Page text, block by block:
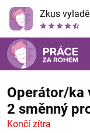
Zkus
Operátor/ka
2 směnný
Končí zítra